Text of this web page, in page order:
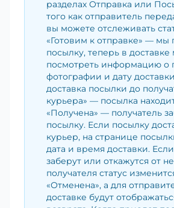
разделах Отправка или
того как отправитель
вы можете отслеживать
«Готовим к отправке» — мы
посылку, теперь в
посмотреть информацию о
фотографии и дату
доставка посылки до
курьера» — посылка
«Получена» — получатель
посылку. Если посылку
курьер, на странице
дата и время доставки.
заберут или откажутся от
получателя статус
«Отменена», а для
доставке будут